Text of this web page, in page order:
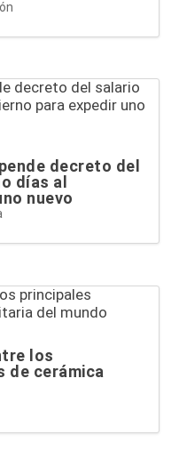
decreto del
días al
nuevo
los
de cerámica